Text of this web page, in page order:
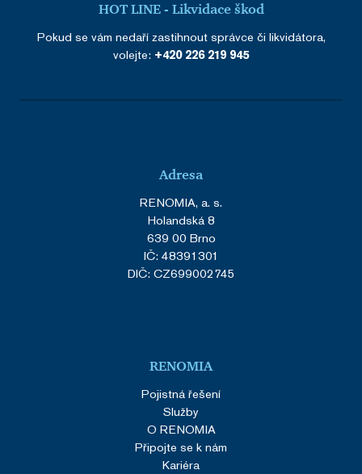
HOT LINE - Likvidace škod
Pokud se vám nedaří zastihnout správce či likvidátora,
volejte: +420 226 219 945
Adresa
RENOMIA, a. s.
Holandská 8
639 00 Brno
IČ: 48391301
DIČ: CZ699002745
RENOMIA
Pojistná řešení
Služby
O RENOMIA
Připojte se k nám
Kariéra